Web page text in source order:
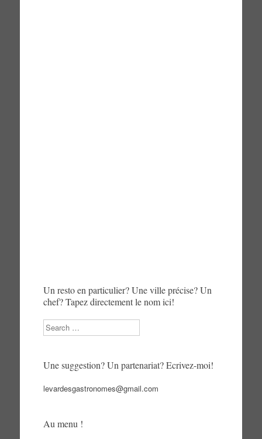
Un resto en particulier? Une ville précise? Un
chef? Tapez directement le nom ici!
Search
Une suggestion? Un partenariat? Ecrivez-moi!
levardesgastronomes@gmail.com
Au menu !